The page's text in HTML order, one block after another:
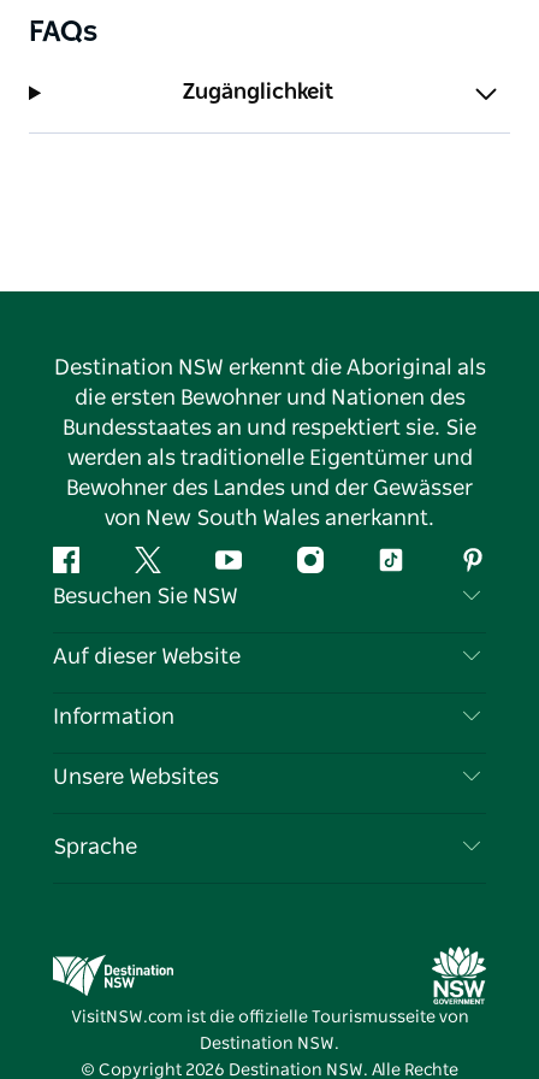
Projekte gesammelt, vorwiegend für regionale
FAQs
Zugänglichkeit
Destination NSW erkennt die Aboriginal als
die ersten Bewohner und Nationen des
Bundesstaates an und respektiert sie. Sie
werden als traditionelle Eigentümer und
Bewohner des Landes und der Gewässer
von New South Wales anerkannt.
FacebookTwitter YouTubeInstagramTikTok
Besuchen Sie NSW
Kontaktieren Sie uns
Cookie-Hinweis
Auf dieser Website
Reiseziele
Veranstaltungen
Information
Reiseinformationen
Unternehmen in NSW
Unsere Websites
Destination NSW Medienzentrum
Vivid Sydney
Sprache
VisitNSW.com ist die offizielle Tourismusseite von
Destination NSW.
© Copyright 2026 Destination NSW. Alle Rechte